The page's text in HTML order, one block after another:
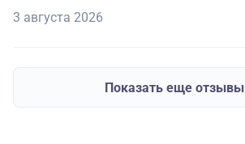
3 августа 2026
Показать еще отзывы